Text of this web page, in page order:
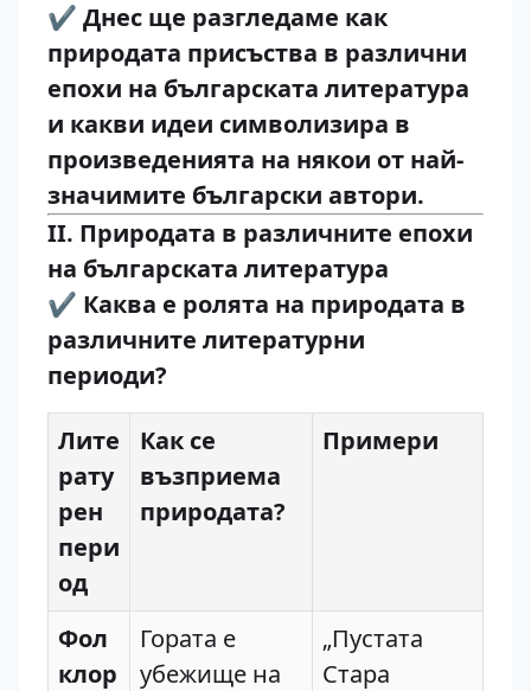
✔️ Днес ще разгледаме как
природата присъства в различни
епохи на българската литература
и какви идеи символизира в
произведенията на някои от най-
значимите български автори.
II. Природата в различните епохи
на българската литература
✔️ Каква е ролята на природата в
различните литературни
периоди?
Лите
рату
рен
пери
од
Как се
възприема
природата?
Примери
Фол
клор
Гората е
убежище на
„Пустата
Стара